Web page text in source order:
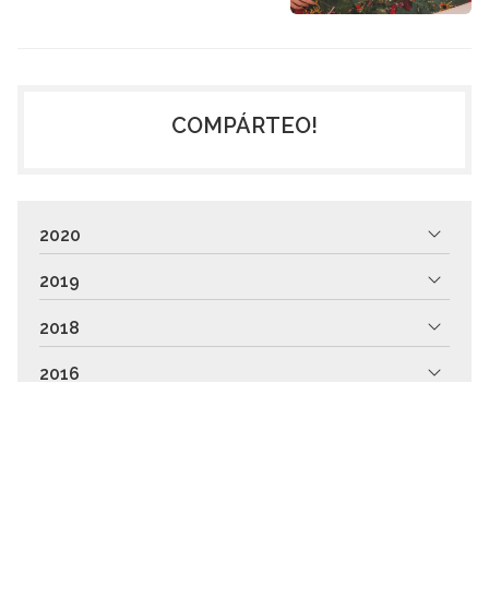
COMPÁRTEO!
2020
2019
2018
2016